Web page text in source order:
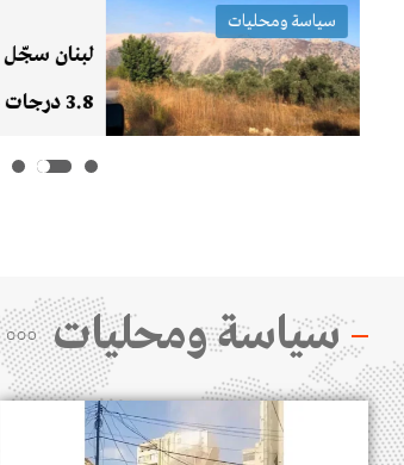
سياسة ومحليات
لبنان سجّل
3.8
سياسة ومحليات